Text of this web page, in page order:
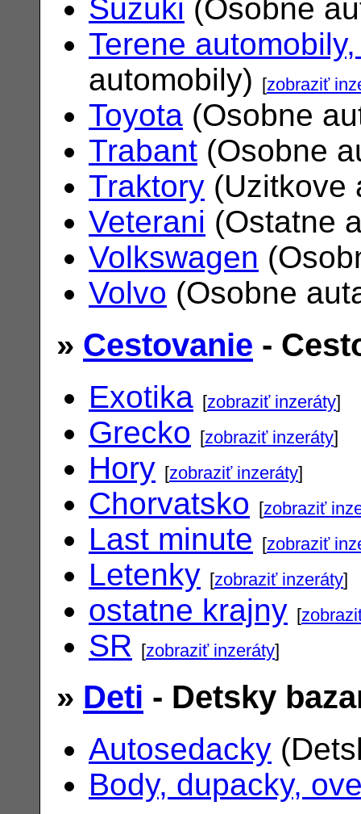
Suzuki (Osobne
Terene
automobily)
[zobraziť
Toyota (Osobne
Trabant (Osobne
Traktory (Uzitkove
Veterani (Ostatne
Volkswagen
Volvo (Osobne
» Cestovanie -
Exotika [zobraziť inzeráty]
Grecko [zobraziť inzeráty]
Hory [zobraziť inzeráty]
Chorvatsko [zobraziť
Last minute [zobraziť
Letenky [zobraziť inzeráty]
ostatne krajny [
SR [zobraziť inzeráty]
» Deti - Detsky
Autosedacky
Body, dupacky,